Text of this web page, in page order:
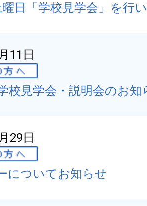
曜日「学校見学会」を行
11日
校見学会・説明会のお知
29日
についてお知らせ